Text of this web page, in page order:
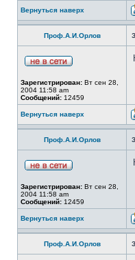
Вернуться наверх
Проф.А.И.Орлов
Зарегистрирован: Вт сен 28,
2004 11:58 am
Сообщений: 12459
Вернуться наверх
Проф.А.И.Орлов
Зарегистрирован: Вт сен 28,
2004 11:58 am
Сообщений: 12459
Вернуться наверх
Проф.А.И.Орлов